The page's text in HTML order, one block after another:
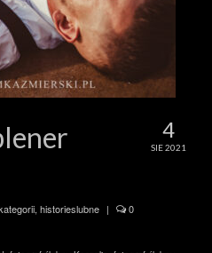
4
SIE 2021
, historieslubne | 0